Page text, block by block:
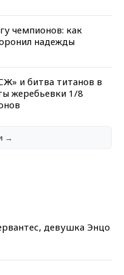
чемпионов: как
надежды
и битва титанов в
жеребьевки 1/8
→
девушка Энцо